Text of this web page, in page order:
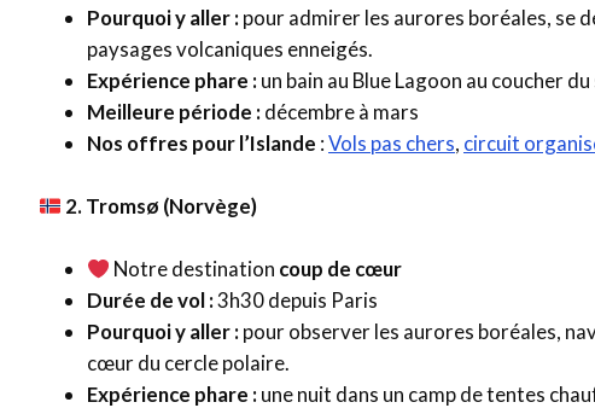
Pourquoi y aller :pour admirer les aurores boréales, se
paysages volcaniques enneigés.
Expérience phare :un bain au Blue Lagoon au coucher
Meilleure période :décembre à mars
Nos offres pour l’Islande :Vols pas chers, circuit
2. Tromsø (Norvège)
Notre destination coup de cœur
Durée de vol :3h30 depuis Paris
Pourquoi y aller :pour observer les aurores boréales,
cœur du cercle polaire.
Expérience phare :une nuit dans un camp de tentes